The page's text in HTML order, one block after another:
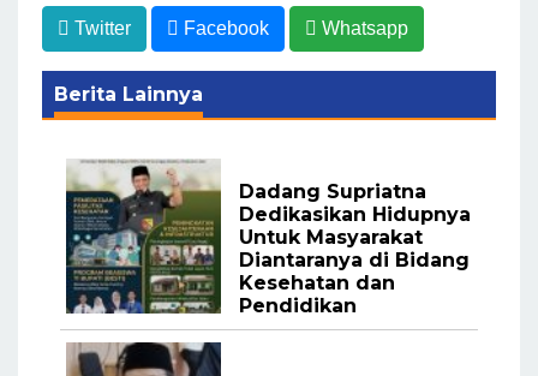
Twitter Facebook Whatsapp
Berita Lainnya
Dadang Supriatna
Dedikasikan Hidupnya
Untuk Masyarakat
Diantaranya di Bidang
Kesehatan dan
Pendidikan